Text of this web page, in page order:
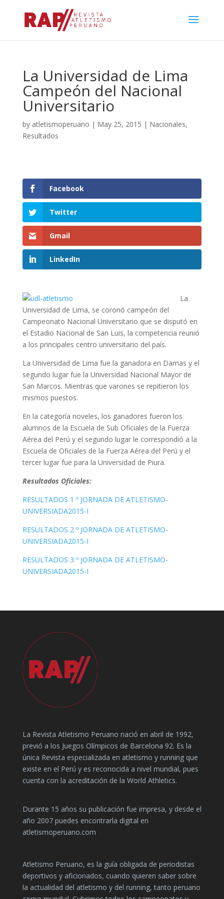
La Universidad de Lima
Campeón del Nacional
Universitario
by atletismoperuano | May 25, 2015 | Nacionales,
Resultados
Facebook
Twitter
Gmail
LinkedIn
La
Universidad de Lima, se coronó campeón del
Campeonato Nacional Universitario que se disputó en
el Estadio Nacional de San Luis, la competencia reunió
a los principales centro universitario del país.
La Universidad de Lima fue la ganadora en Damas y el
segundo lugar fue la Universidad Nacional Mayor de
San Marcos. Mientras que varones se repitieron los
mismos puestos.
En la categoría noveles, los ganadores fueron los
alumnos de la Escuela de Sub Oficiales de la Fuerza
Aérea del Perú y el segundo lugar le correspondió a la
Escuela de Oficiales de la Fuerza Aérea del Perú y el
tercer lugar fue para la Universidad de Piura.
Resultados Oficiales:
RESULTADOS 1 º JORNADA DE ATLETISMO-
UNIVERSIADA2015-I
RESULTADOS 2 º JORNADA DE ATLETISMO-
UNIVERSIADA2015-I
RESULTADOS 3 º JORNADA DE ATLETISMO-
UNIVERSIADA2015-I
La Revista Atletismo Peruano nació en abril de 1992,
previó a los Juegos Olímpicos de Barcelona 92. Es la
única Revista especializada en atletismo y running que
existe en el Perú y es reconocida a nivel mundial, pues
cuenta con la acreditación de la World Athletics.
Durante 15 años su publicación fue impresa, y desde el
año 2007 puedes encontrarla digital en
atletismoperuano.com
Atletismo Peruano, es la guía obligada de periodistas
deportivos y aficionados, cuando quieren saber sobre
la actualidad del atletismo y del running, tanto peruano